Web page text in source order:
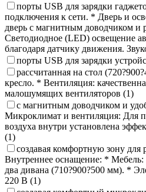
порты USB для зарядки
подключения к сети. * Дверь и
дверь с магнитным доводчиком и
Светодиодное (LED) освещение
благодаря датчику движения.
порты USB для зарядки
рассчитанная на стол
кресло. * Вентиляция:
малошумящих вентиляторов (1)
с магнитным доводчиком и
Микроклимат и вентиляция: Для
воздуха внутри установлена
(1)
создавая комфортную зону для
Внутреннее оснащение: * Мебель:
два дивана (710?900?500 мм). *
220 В (1)